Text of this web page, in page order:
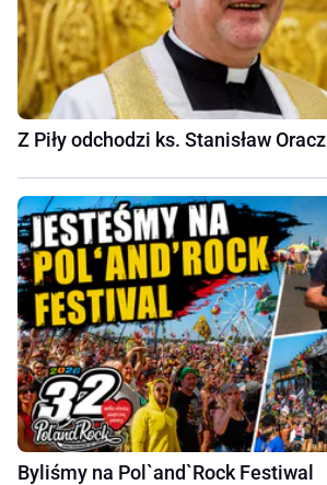
Z Piły odchodzi ks. Stanisław Oracz
Byliśmy na Pol`and`Rock Festiwal